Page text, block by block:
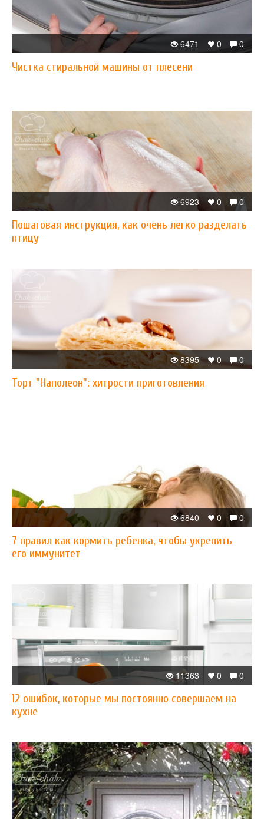
0
0
6471
Чистка стиральной машины от плесени
0
0
6923
Пошаговая инструкция, как очень легко разделать
птицу
0
0
8395
Торт "Наполеон": хитрости приготовления
0
0
6840
7 правил как кормить ребенка, чтобы укрепить
его иммунитет
0
0
11363
12 ошибок, которые мы постоянно совершаем на
кухне